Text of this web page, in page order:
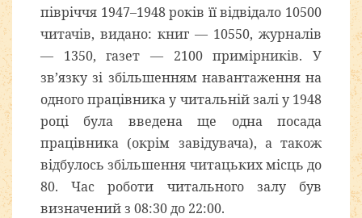
півріччя 1947–1948 років її відвідало 10500
читачів, видано: книг — 10550, журналів
— 1350, газет — 2100 примірників. У
зв’язку зі збільшенням навантаження на
одного працівника у читальній залі у 1948
році була введена ще одна посада
працівника (окрім завідувача), а також
відбулось збільшення читацьких місць до
80. Час роботи читального залу був
визначений з 08:30 до 22:00.